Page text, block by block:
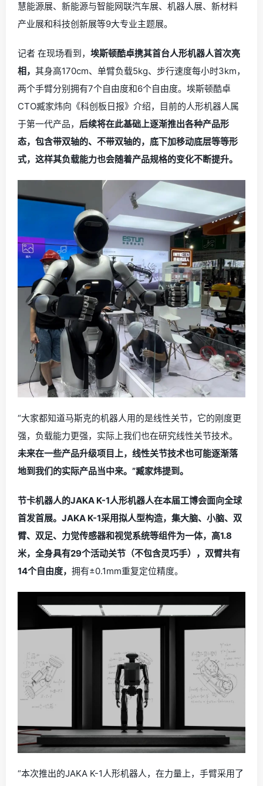
慧能源展、新能源与智能网联汽车展、机器人展、新材料
产业展和科技创新展等9大专业主题展。
记者 在现场看到， 埃斯顿酷卓携其首台人形机器人首次亮
相， 其身高170cm、单臂负载5kg、步行速度每小时3km，
两个手臂分别拥有7个自由度和6个自由度。埃斯顿酷卓
CTO臧家炜向《科创板日报》介绍，目前的人形机器人属
于第一代产品， 后续将在此基础上逐渐推出各种产品形
态，包含带双轴的、不带双轴的，底下加移动底层等等形
式，这样其负载能力也会随着产品规格的变化不断提升。
“大家都知道马斯克的机器人用的是线性关节，它的刚度更
强，负载能力更强，实际上我们也在研究线性关节技术。
未来在一些产品升级项目上，线性关节技术也可能逐渐落
地到我们的实际产品当中来。”臧家炜提到。
节卡机器人的JAKA K-1人形机器人在本届工博会面向全球
首发首展。JAKA K-1采用拟人型构造，集大脑、小脑、双
臂、双足、力觉传感器和视觉系统等组件为一体，高1.8
米，全身具有29个活动关节（不包含灵巧手），双臂共有
14个自由度， 拥有±0.1mm重复定位精度。
“本次推出的JAKA K-1人形机器人，在力量上，手臂采用了